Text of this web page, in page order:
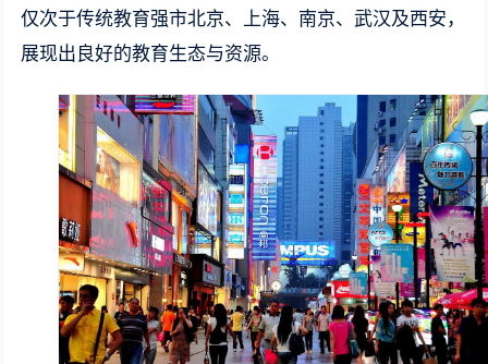
仅次于传统教育强市北京、上海、南京、武汉及西安，
展现出良好的教育生态与资源。